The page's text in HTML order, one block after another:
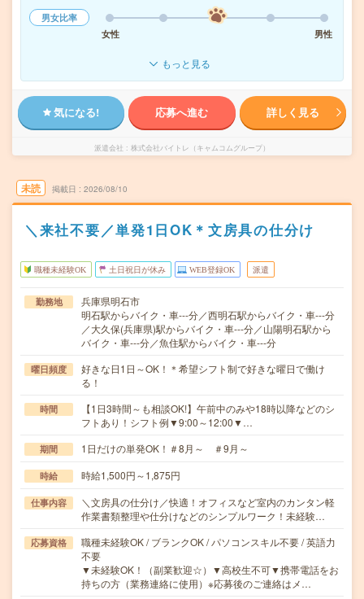
男女比率
女性
男性
もっと見る
気になる! 応募へ進む 詳しく見る
派遣会社 株式会社バイトレ（キャムコムグループ）
未読 掲載日 2026/08/10
＼来社不要／単発1日OK＊文房具の仕分け
職種未経験OK 土日祝日が休み WEB登録OK 派遣
勤務地
兵庫県明石市
明石駅からバイク・車---分／西明石駅からバイク・車---分
／大久保(兵庫県)駅からバイク・車---分／山陽明石駅から
バイク・車---分／魚住駅からバイク・車---分
曜日頻度
好きな日1日～OK！＊希望シフト制で好きな曜日で働け
る！
時間
【1日3時間～も相談OK!】午前中のみや18時以降などのシ
フトあり！シフト例▼9:00～12:00▼…
期間 1日だけの単発OK！＃8月～ ＃9月～
時給 時給1,500円～1,875円
仕事内容
＼文房具の仕分け／快適！オフィスなど室内のカンタン軽
作業書類整理や仕分けなどのシンプルワーク！未経験…
応募資格
職種未経験OK / ブランクOK / パソコンスキル不要 / 英語力
不要
▼未経験OK！（副業歓迎☆）▼高校生不可▼携帯電話をお
持ちの方（業務連絡に使用）※応募後のご連絡はメ…